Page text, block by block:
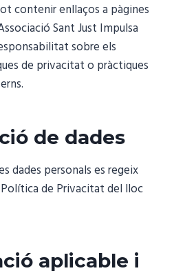
contenir enllaços a pàgines
Sant Just Impulsa
sobre els
de privacitat o pràctiques
de dades
dades personals es regeix
de Privacitat del lloc
aplicable i